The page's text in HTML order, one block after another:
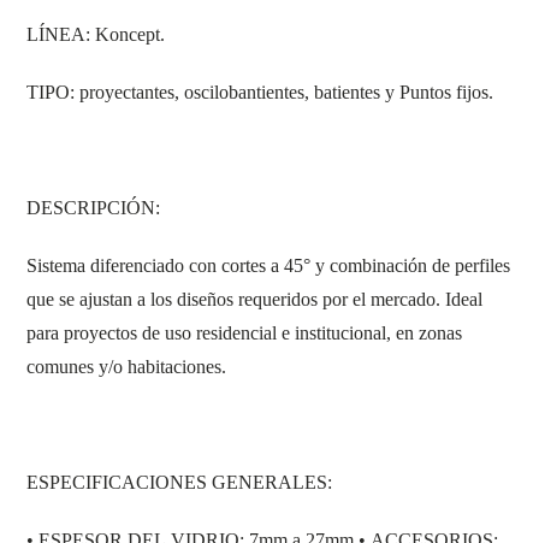
LÍNEA: Koncept.
TIPO: proyectantes, oscilobantientes, batientes y Puntos fijos.
DESCRIPCIÓN:
Sistema diferenciado con cortes a 45° y combinación de perfiles
que se ajustan a los diseños requeridos por el mercado. Ideal
para proyectos de uso residencial e institucional, en zonas
comunes y/o habitaciones.
ESPECIFICACIONES GENERALES: